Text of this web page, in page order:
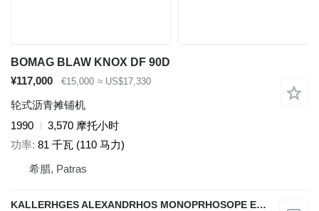
BOMAG BLAW KNOX DF 90D
¥117,000
€15,000 ≈ US$17,330
轮式沥青摊铺机
1990
3,570 摩托小时
功率 81 千瓦 (110 马力)
希腊, Patras
KALLERHGES ALEXANDRHOS MONOPRHOSOPE EPE